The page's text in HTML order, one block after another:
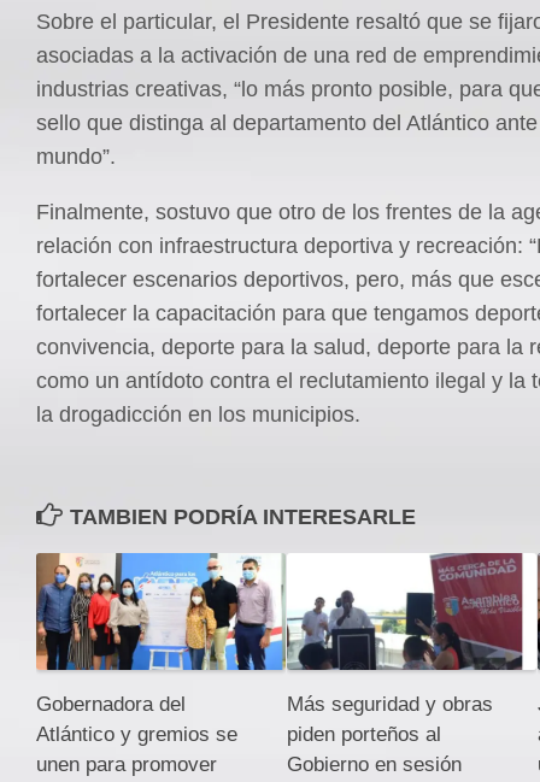
Sobre el particular, el Presidente resaltó que se
asociadas a la activación de una red de
industrias creativas, “lo más pronto posible, para
sello que distinga al departamento del Atlántico
mundo”.
Finalmente, sostuvo que otro de los frentes de la
relación con infraestructura deportiva y recreación:
fortalecer escenarios deportivos, pero, más que
fortalecer la capacitación para que tengamos
convivencia, deporte para la salud, deporte para la
como un antídoto contra el reclutamiento ilegal y la
la drogadicción en los municipios.
TAMBIEN PODRÍA INTERESARLE
Gobernadora del
Atlántico y gremios se
unen para promover
Más seguridad y obras
piden porteños al
Gobierno en sesión